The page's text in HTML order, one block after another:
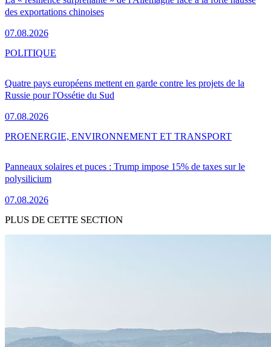
des exportations chinoises
07.08.2026
Quatre pays européens mettent en garde contre les projets de la
Russie pour l'Ossétie du Sud
07.08.2026
POLITIQUE
Panneaux solaires et puces : Trump impose 15% de taxes sur le
polysilicium
07.08.2026
PROENERGIE, ENVIRONNEMENT ET TRANSPORT
PLUS DE CETTE SECTION